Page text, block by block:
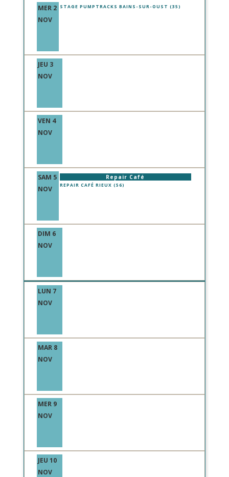
MER 2
NOV
STAGE PUMPTRACKS BAINS-SUR-OUST (35)
JEU 3
NOV
VEN 4
NOV
SAM 5
NOV
Repair Café
REPAIR CAFÉ RIEUX (56)
DIM 6
NOV
LUN 7
NOV
MAR 8
NOV
MER 9
NOV
JEU 10
NOV